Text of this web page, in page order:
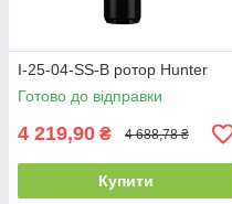
I-25-04-SS-B ротор Hunter
Готово до відправки
4 219,90 ₴ 4 688,78 ₴
Купити